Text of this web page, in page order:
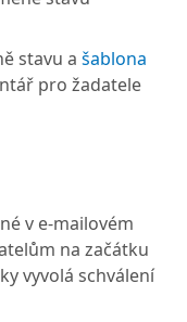
stavu a šablona
pro žadatele
v e-mailovém
na začátku
vyvolá schválení